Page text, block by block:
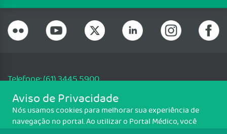
Telefone: (61) 3445 5900
Email: cfm@portalmedico.org.br
SGAS 616, Conjunto D, Lote 115, L2 Sul, Brasília/DF - CEP: 70200-760 -
CNPJ: 33.583.550/0001-30
Aviso de Privacidade
Nós usamos cookies para melhorar sua experiência de
navegação no portal. Ao utilizar o Portal Médico, você